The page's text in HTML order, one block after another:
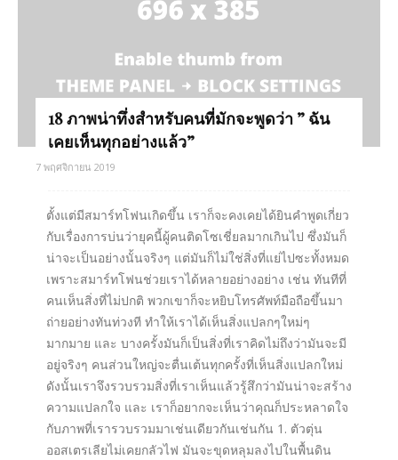
18 ภาพน่าทึ่งสำหรับคนที่มักจะพูดว่า ” ฉัน
เคยเห็นทุกอย่างแล้ว”
7 พฤศจิกายน 2019
ตั้งแต่มีสมาร์ทโฟนเกิดขึ้น เราก็จะคงเคยได้ยินคำพูดเกี่ยว
กับเรื่องการบ่นว่ายุคนี้ผู้คนติดโซเชี่ยลมากเกินไป ซึ่งมันก็
น่าจะเป็นอย่างนั้นจริงๆ แต่มันก็ไม่ใช่สิ่งที่แย่ไปซะทั้งหมด
เพราะสมาร์ทโฟนช่วยเราได้หลายอย่างอย่าง เช่น ทันทีที่
คนเห็นสิ่งที่ไม่ปกติ พวกเขาก็จะหยิบโทรศัพท์มือถือขึ้นมา
ถ่ายอย่างทันท่วงที ทำให้เราได้เห็นสิ่งแปลกๆใหม่ๆ
มากมาย และ บางครั้งมันก็เป็นสิ่งที่เราคิดไม่ถึงว่ามันจะมี
อยู่จริงๆ คนส่วนใหญ่จะตื่นเต้นทุกครั้งที่เห็นสิ่งแปลกใหม่
ดังนั้นเราจึงรวบรวมสิ่งที่เราเห็นแล้วรู้สึกว่ามันน่าจะสร้าง
ความแปลกใจ และ เราก็อยากจะเห็นว่าคุณก็ประหลาดใจ
กับภาพที่เรารวบรวมมาเช่นเดียวกันเช่นกัน 1. ตัวตุ่น
ออสเตรเลียไม่เคยกลัวไฟ มันจะขุดหลุมลงไปในพื้นดิน